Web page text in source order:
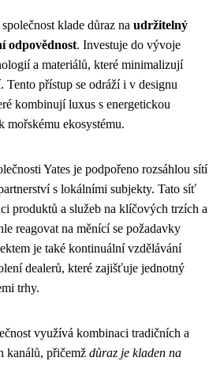
klade důraz na udržitelný
odpovědnost. Investuje do vývoje
a materiálů, které minimalizují
Tento přístup se odráží i v designu
kombinují luxus s energetickou
mořskému ekosystému.
Yates je podpořeno rozsáhlou sítí
s lokálními subjekty. Tato síť
produktů a služeb na klíčových trzích a
reagovat na měnící se požadavky
je také kontinuální vzdělávání
dealerů, které zajišťuje jednotný
trhy.
využívá kombinaci tradičních a
kanálů, přičemž důraz je kladen na